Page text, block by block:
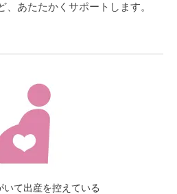
あたたかくサポートします。
いて出産を控えている